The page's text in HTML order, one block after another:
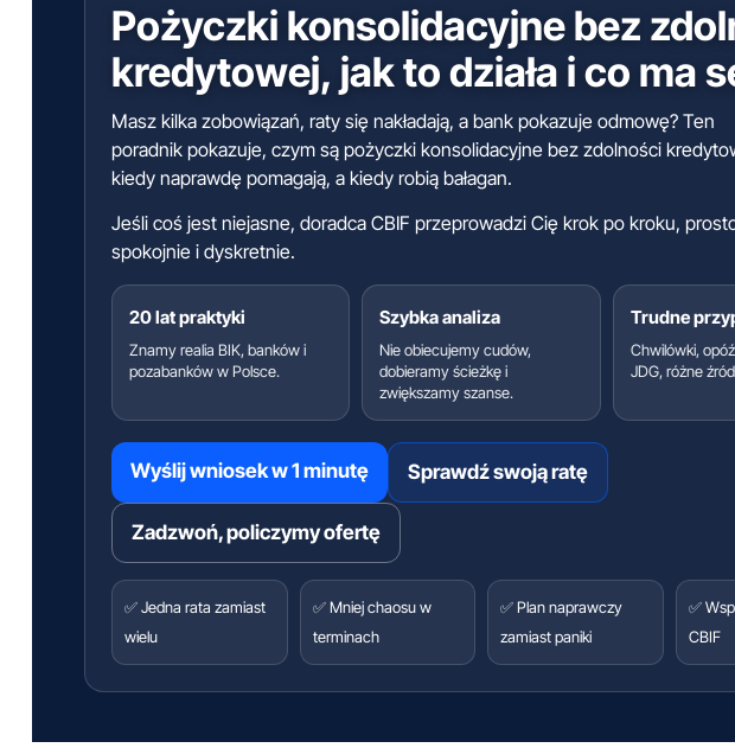
Pożyczki konsolidacyjne bez
kredytowej, jak to działa i co ma
Masz kilka zobowiązań, raty się nakładają, a bank pokazuje odmowę? Ten
poradnik pokazuje, czym są pożyczki konsolidacyjne bez zdolności
kiedy naprawdę pomagają, a kiedy robią bałagan.
Jeśli coś jest niejasne, doradca CBIF przeprowadzi Cię krok po kroku,
spokojnie i dyskretnie.
20 lat praktyki
Znamy realia BIK, banków i
pozabanków w Polsce.
Szybka analiza
Nie obiecujemy cudów,
dobieramy ścieżkę i
zwiększamy szanse.
Trudne
Chwilówki,
JDG, różne
Wyślij wniosek w 1 minutę Sprawdź swoją ratę
Zadzwoń, policzymy ofertę
✅ Jedna rata zamiast
wielu
✅ Mniej chaosu w
terminach
✅ Plan naprawczy
zamiast paniki
✅
CBIF